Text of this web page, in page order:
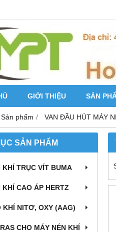
GIỚI THIỆU SẢN
Sản phẩm VAN ĐẦU HÚT MÁY
SẢN PHẨM
KHÍ TRỤC VÍT BUMA
KHÍ CAO ÁP HERTZ
KHÍ NITƠ, OXY (AAG)
CHO MÁY NÉN KHÍ